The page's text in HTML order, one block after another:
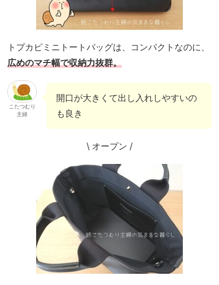
トプカピミニトートバッグは、コンパクトなのに、
広めのマチ幅で収納力抜群。
こたつむり
主婦
開口が大きくて出し入れしやすいの
も良き
\ オープン /